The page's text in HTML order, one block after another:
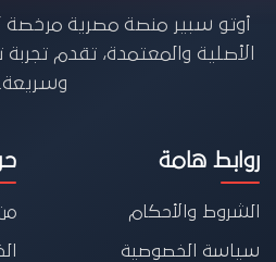
أوتو سبير منصة مصرية مرخصة
الأصلية والمعتمدة، تقدم
وسريعة.
روابط هامة
الشروط والأحكام
سياسة الخصوصية